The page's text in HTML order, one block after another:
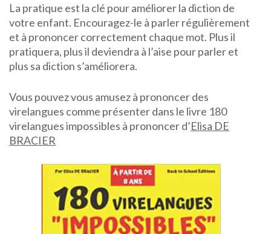
La pratique est la clé pour améliorer la diction de
votre enfant. Encouragez-le à parler régulièrement
et à prononcer correctement chaque mot. Plus il
pratiquera, plus il deviendra à l’aise pour parler et
plus sa diction s’améliorera.
Vous pouvez vous amusez à prononcer des
virelangues comme présenter dans le livre 180
virelangues impossibles à prononcer d’Elisa DE
BRACIER